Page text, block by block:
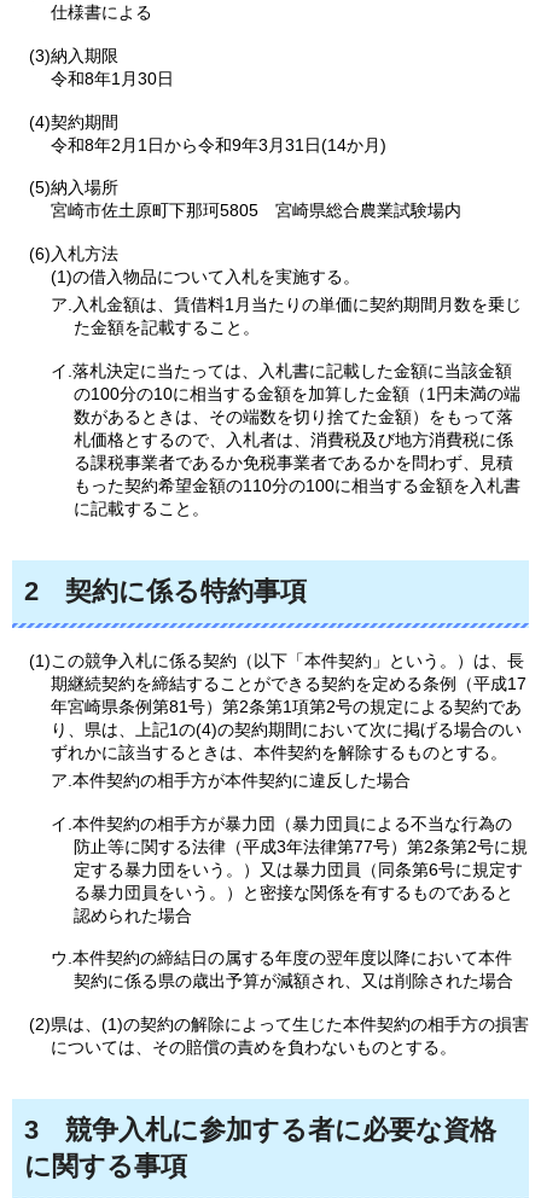
仕様書による
(3)納入期限
令和8年1月30日
(4)契約期間
令和8年2月1日から令和9年3月31日(14か月)
(5)納入場所
宮崎市佐土原町下那珂5805
宮崎県総合農業試験場内
(6)入札方法
(1)の借入物品について入札を実施する。
ア.入札金額は、賃借料1月当たりの単価に契約期間月数を乗じ
た金額を記載すること。
イ.落札決定に当たっては、入札書に記載した金額に当該金額
の100分の10に相当する金額を加算した金額（1円未満の端
数があるときは、その端数を切り捨てた金額）をもって落
札価格とするので、入札者は、消費税及び地方消費税に係
る課税事業者であるか免税事業者であるかを問わず、見積
もった契約希望金額の110分の100に相当する金額を入札書
に記載すること。
2 契約に係る特約事項
(1)この競争入札に係る契約（以下「本件契約」という。）は、長
期継続契約を締結することができる契約を定める条例（平成17
年宮崎県条例第81号）第2条第1項第2号の規定による契約であ
り、県は、上記1の(4)の契約期間において次に掲げる場合のい
ずれかに該当するときは、本件契約を解除するものとする。
ア.本件契約の相手方が本件契約に違反した場合
イ.本件契約の相手方が暴力団（暴力団員による不当な行為の
防止等に関する法律（平成3年法律第77号）第2条第2号に規
定する暴力団をいう。）又は暴力団員（同条第6号に規定す
る暴力団員をいう。）と密接な関係を有するものであると
認められた場合
ウ.本件契約の締結日の属する年度の翌年度以降において本件
契約に係る県の歳出予算が減額され、又は削除された場合
(2)県は、(1)の契約の解除によって生じた本件契約の相手方の損害
については、その賠償の責めを負わないものとする。
3 競争入札に参加する者に必要な資格
に関する事項